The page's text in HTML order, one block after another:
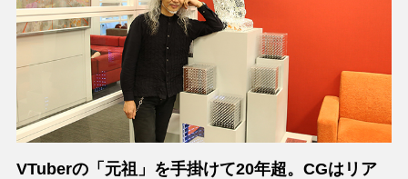
VTuberの「元祖」を手掛けて20年超。CGはリア